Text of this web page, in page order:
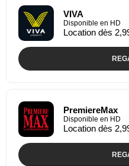
VIVA
Disponible en HD
Location dès
PremiereMax
Disponible en HD
Location dès